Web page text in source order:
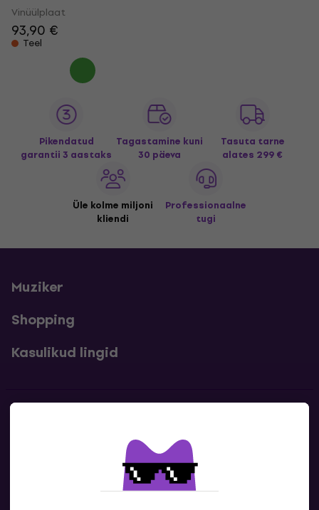
Vinüülplaat
93,90 €
Teel
Pikendatud
garantii 3 aastaks
Tagastamine kuni
30 päeva
Tasuta tarne
alates 299 €
Üle kolme miljoni
kliendi
Professionaalne
tugi
Muziker
Shopping
Kasulikud lingid
Kontaktandmed